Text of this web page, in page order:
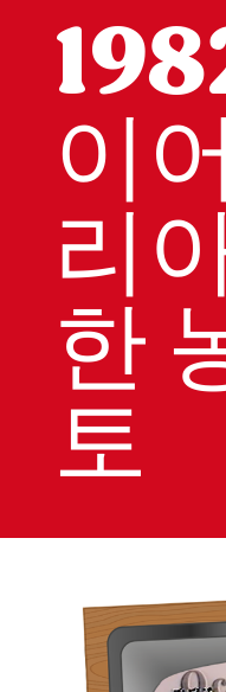
이
리
한
토